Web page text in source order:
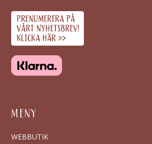
MENY
WEBBUTIK